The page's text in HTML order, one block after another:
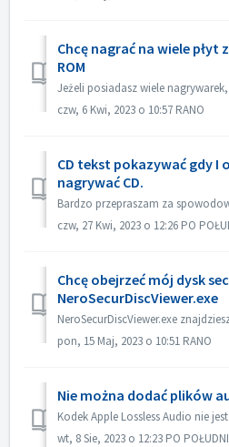
Chcę nagrać na wiele płyt
ROM
czw, 6 Kwi, 2023 o 10:57 RANO
CD tekst pokazywać gdy I
nagrywać CD.
czw, 27 Kwi, 2023 o 12:26 PO
Chcę obejrzeć mój dysk
NeroSecurDiscViewer.exe
pon, 15 Maj, 2023 o 10:51 RANO
Nie można dodać plików
wt, 8 Sie, 2023 o 12:23 PO